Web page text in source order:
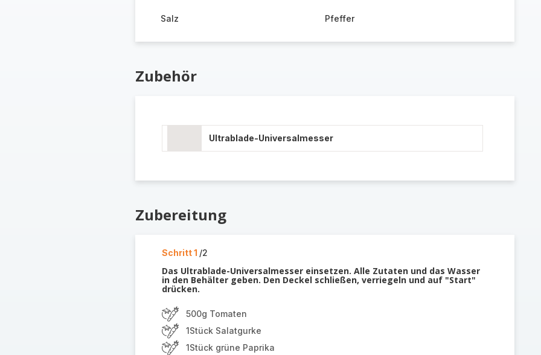
Salz Pfeffer
Zubehör
Ultrablade-Universalmesser
Zubereitung
Schritt 1 /2
Das Ultrablade-Universalmesser einsetzen. Alle Zutaten und das Wasser
in den Behälter geben. Den Deckel schließen, verriegeln und auf "Start"
drücken.
500g Tomaten
1Stück Salatgurke
1Stück grüne Paprika